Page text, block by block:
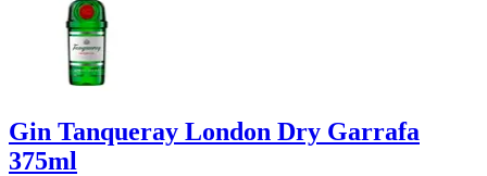
Gin Tanqueray London Dry Garrafa
375ml